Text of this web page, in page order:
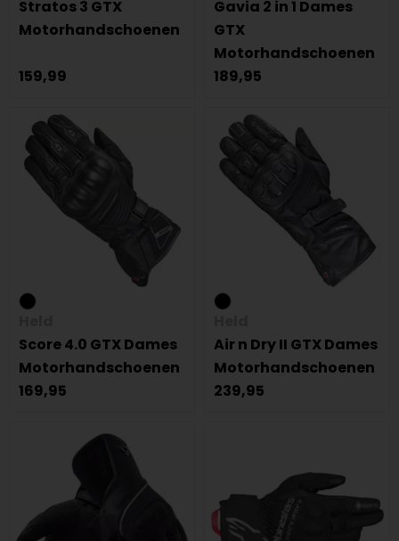
Stratos 3 GTX
Motorhandschoenen
159,99
Gavia 2 in 1 Dames
GTX
Motorhandschoenen
189,95
Score 4.0 GTX Dames
Motorhandschoenen
169,95
Air n Dry II GTX Dames
Motorhandschoenen
239,95